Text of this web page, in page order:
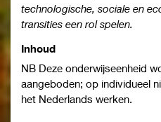
technologische, sociale en
transities een rol spelen.
Inhoud
NB Deze onderwijseenheid
aangeboden; op individueel
het Nederlands werken.